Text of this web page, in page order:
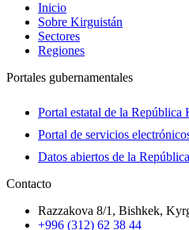
Inicio
Sobre Kirguistán
Sectores
Regiones
Portales gubernamentales
Portal estatal de la República
Portal de servicios
Datos abiertos de la
Contacto
Razzakova 8/1, Bishkek,
+996 (312) 62 38 44